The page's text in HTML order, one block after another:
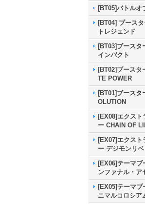
[BT05]バトルオ
[BT04] ブース
トレジェンド
[BT03]ブースタ
インパクト
[BT02]ブースタ
TE POWER
[BT01]ブースタ
OLUTION
[EX08]エクスト
ー CHAIN OF
[EX07]エクスト
ー デジモンリ
[EX06]テーマブ
ンファナル・ア
[EX05]テーマブ
ニマルコロシア